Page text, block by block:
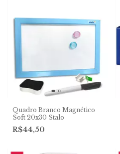
Quadro Branco Magnético
Soft 20x30 Stalo
R$44,50